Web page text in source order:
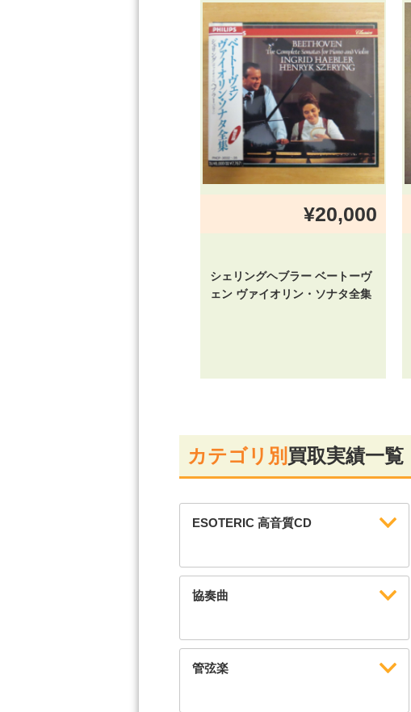
¥20,000
シェリングヘブラー ベートーヴ
ェン ヴァイオリン・ソナタ全集
カテゴリ別 買取実績一覧
ESOTERIC 高音質CD
協奏曲
管弦楽